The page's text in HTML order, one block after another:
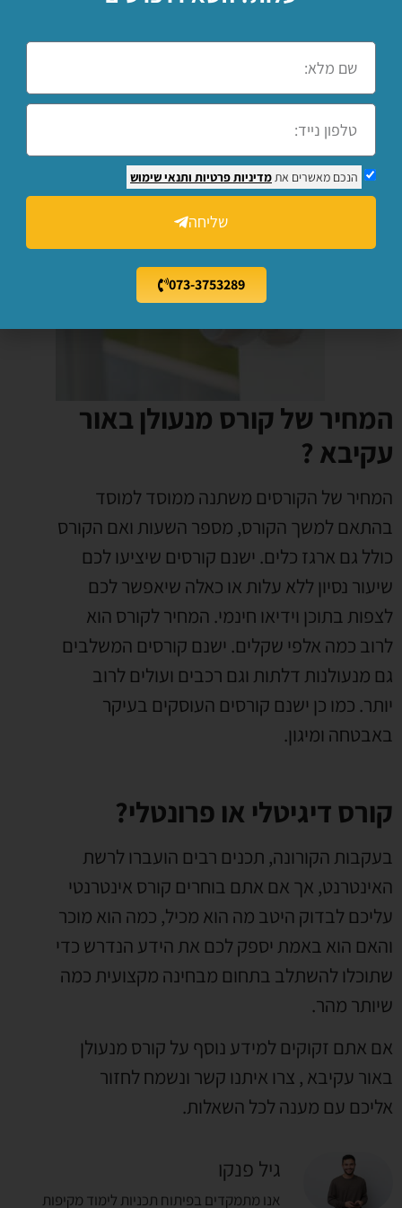
איך משחזרים מפתחות עם קודן
מה העלויות
והתמחור לכל פעולה,מה ההבדלים בין תחום
המנעולנות ברכב לעומת המנעולנות לבית ועוד
תלמדו גם ברמה המעשית איך לשכפל מפתחות
ושלטים,איך לקודד אותם ועוד
מידע אודות העבודה בתחום,מה התחרות ועוד.
מה
המחיר של קורס מנעולן באור
עקיבא ?
המחיר של הקורסים משתנה ממוסד למוסד
בהתאם למשך הקורס, מספר השעות ואם הקורס
כולל גם ארגז כלים. ישנם קורסים שיציעו לכם
שיעור נסיון ללא עלות או כאלה שיאפשר לכם
לצפות בתוכן וידיאו חינמי. המחיר לקורס הוא
לרוב כמה אלפי שקלים. ישנם קורסים המשלבים
גם מנעולנות דלתות וגם רכבים ועולים לרוב
יותר. כמו כן ישנם קורסים העוסקים בעיקר
באבטחה ומיגון.
קורס דיגיטלי או פרונטלי?
בעקבות הקורונה, תכנים רבים הועברו לרשת
האינטרנט, אך אם אתם בוחרים קורס אינטרנטי
עליכם לבדוק היטב מה הוא מכיל, כמה הוא מוכר
והאם הוא באמת יספק לכם את הידע הנדרש כדי
שתוכלו להשתלב בתחום מבחינה מקצועית כמה
שיותר מהר.
אם אתם זקוקים למידע נוסף על קורס מנעולן
באור עקיבא , צרו איתנו קשר ונשמח לחזור
אליכם עם מענה לכל השאלות.
גיל פנקו
אנו מתמקדים בפיתוח תכניות לימוד מקיפות
הנכם מאשרים את מדיניות פרטיות ותנאי שימוש
שליחה
073-3753289